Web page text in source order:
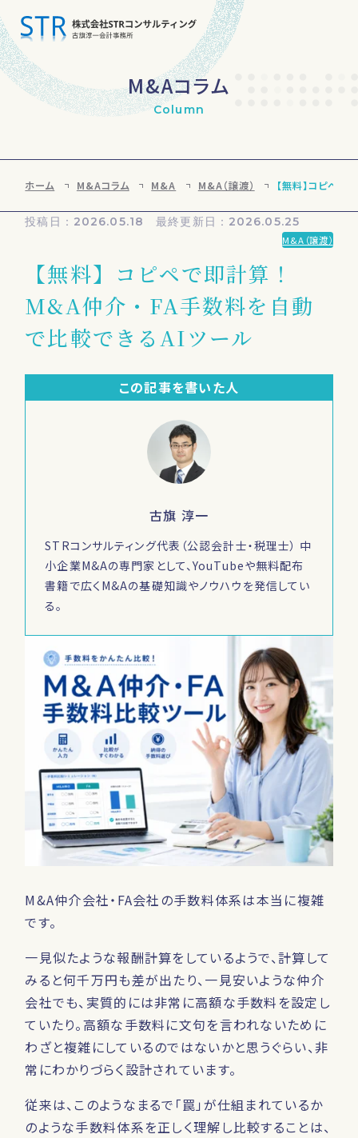
私たちの想い
私たちの強み
ご支援の流れ
会社情報
会社概要
初めてのM&Aを学ぶ
YouTube
M&Aコラム
M&A質問集
M&Aを学べる本ダウンロード
M&Aコラム
Column
ホーム M&Aコラム M&A M&A（譲渡） 【無料】コピペ
投稿日：2026.05.18 最終更新日：2026.05.25
M&A（譲渡）
【無料】コピペで即計算！
M&A仲介・FA手数料を自動
で比較できるAIツール
この記事を書いた人
古旗 淳一
STRコンサルティング代表（公認会計士・税理士） 中
小企業M&Aの専門家として、YouTubeや無料配布
書籍で広くM&Aの基礎知識やノウハウを発信してい
る。
M&A仲介会社・FA会社の手数料体系は本当に複雑
です。
一見似たような報酬計算をしているようで、計算して
みると何千万円も差が出たり、一見安いような仲介
会社でも、実質的には非常に高額な手数料を設定し
ていたり。高額な手数料に文句を言われないために
わざと複雑にしているのではないかと思うぐらい、非
常にわかりづらく設計されています。
従来は、このようなまるで「罠」が仕組まれているか
のような手数料体系を正しく理解し比較することは、